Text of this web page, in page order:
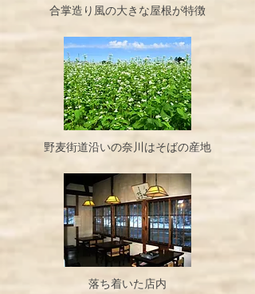
合掌造り風の大きな屋根が特徴
野麦街道沿いの奈川はそばの産地
落ち着いた店内